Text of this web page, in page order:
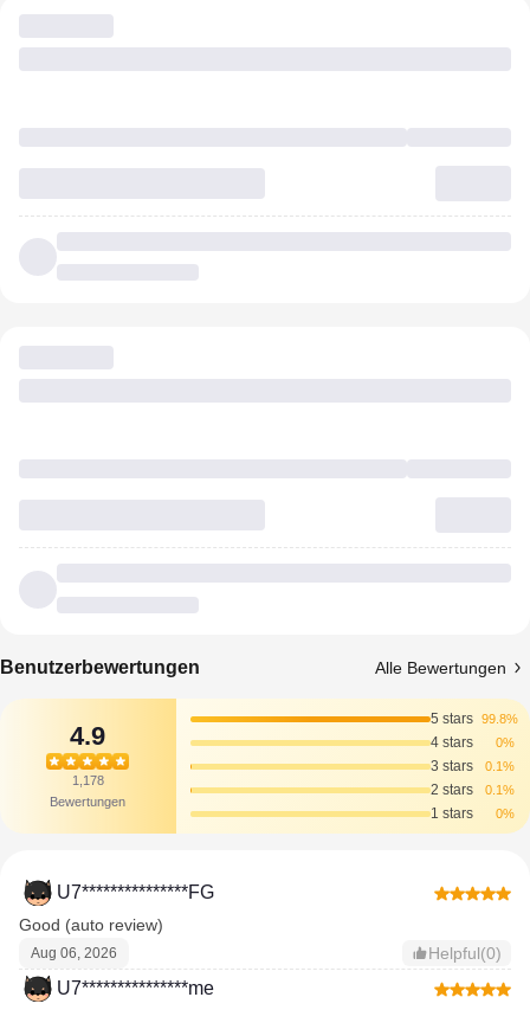
Benutzerbewertungen Alle Bewertungen
4.9
1,178
Bewertungen
5 stars 99.8%
4 stars 0%
3 stars 0.1%
2 stars 0.1%
1 stars 0%
U7***************FG
Good (auto review)
Aug 06, 2026 Helpful(0)
U7***************me